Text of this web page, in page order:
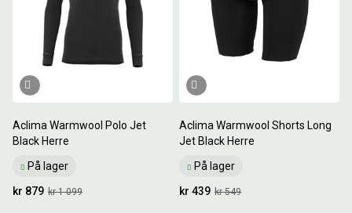
Aclima Warmwool Polo Jet
Black Herre
På lager
kr 1 099
kr 879
Aclima Warmwool Shorts Long
Jet Black Herre
På lager
kr 549
kr 439